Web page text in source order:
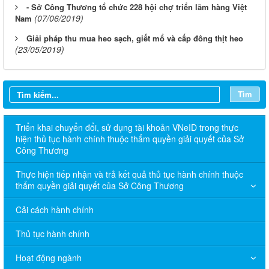
- Sở Công Thương tổ chức 228 hội chợ triển lãm hàng Việt
Nam (07/06/2019)
Giải pháp thu mua heo sạch, giết mổ và cấp đông thịt heo
(23/05/2019)
Tìm
Triển khai chuyển đổi, sử dụng tài khoản VNeID trong thực
hiện thủ tục hành chính thuộc thẩm quyền giải quyết của Sở
Công Thương
Thực hiện tiếp nhận và trả kết quả thủ tục hành chính thuộc
thẩm quyền giải quyết của Sở Công Thương
Cải cách hành chính
Thủ tục hành chính
Hoạt động ngành